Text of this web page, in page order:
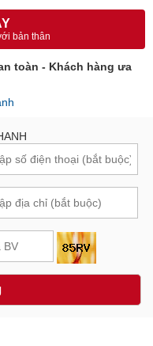
bản thân
toàn - Khách hàng ưa